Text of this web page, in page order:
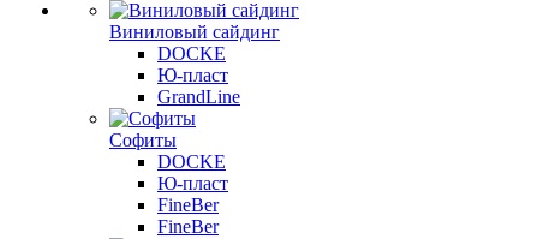
Виниловый сайдинг
DOCKE
Ю-пласт
GrandLine
Софиты
DOCKE
Ю-пласт
FineBer
FineBer